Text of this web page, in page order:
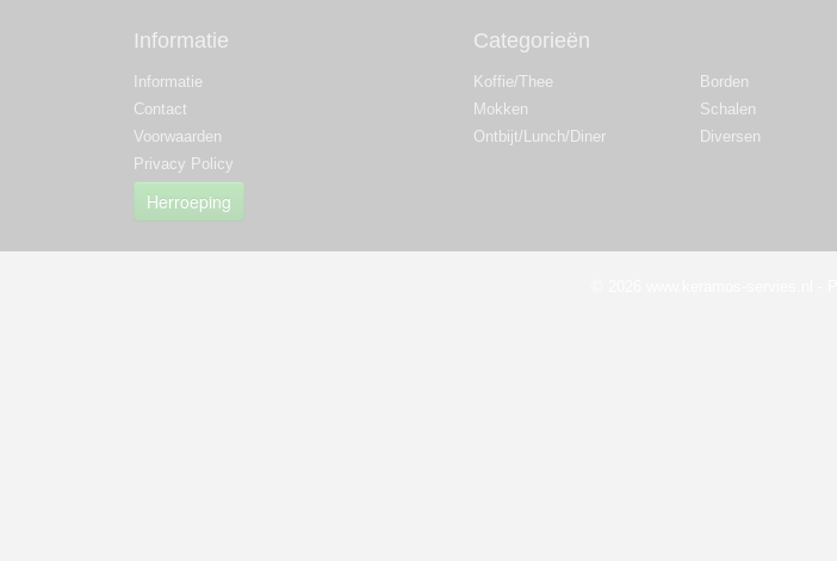
Informatie
Informatie
Contact
Voorwaarden
Privacy Policy
Herroeping
Categorieën
Koffie/Thee
Mokken
Ontbijt/Lunch/Diner
Borden
Schalen
Diversen